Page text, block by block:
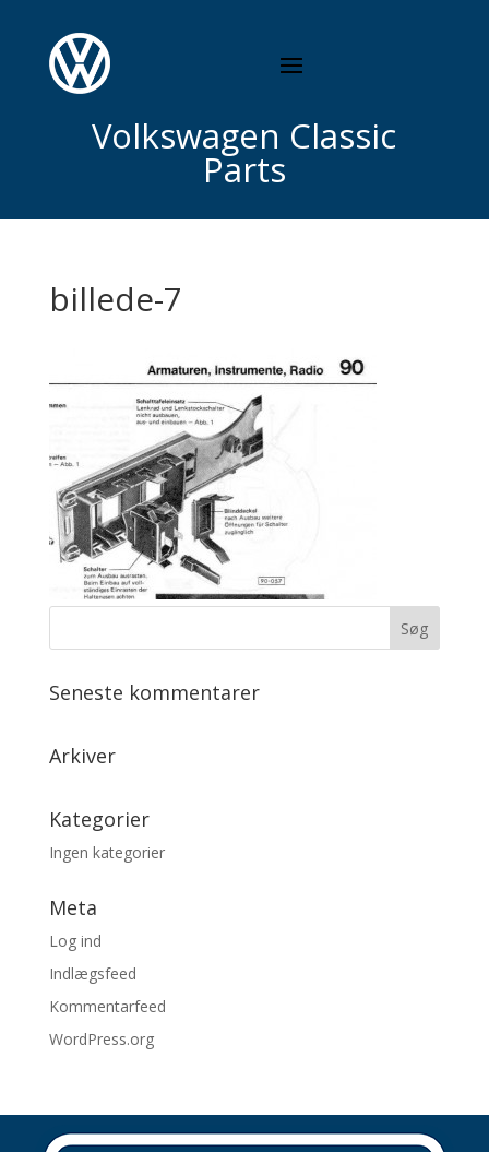
Volkswagen Classic
Parts
billede-7
Seneste kommentarer
Arkiver
Kategorier
Ingen kategorier
Meta
Log ind
Indlægsfeed
Kommentarfeed
WordPress.org